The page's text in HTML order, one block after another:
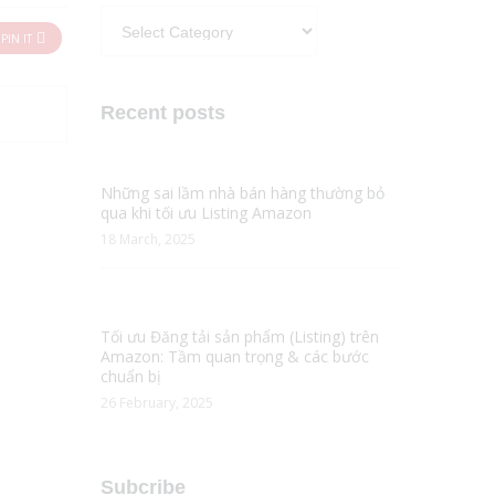
PIN IT
Recent posts
Những sai lầm nhà bán hàng thường bỏ
qua khi tối ưu Listing Amazon
18 March, 2025
Tối ưu Đăng tải sản phẩm (Listing) trên
Amazon: Tầm quan trọng & các bước
chuẩn bị
26 February, 2025
Subcribe